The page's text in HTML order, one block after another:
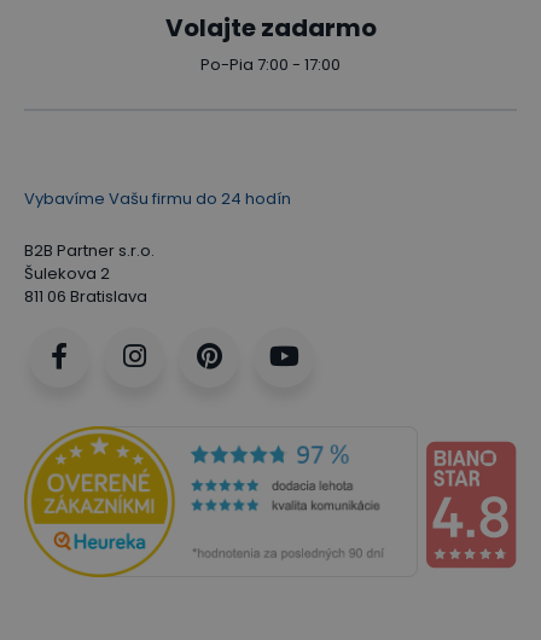
Volajte zadarmo
Po-Pia 7:00 - 17:00
Vybavíme Vašu firmu do 24 hodín
B2B Partner s.r.o.
Šulekova 2
811 06 Bratislava